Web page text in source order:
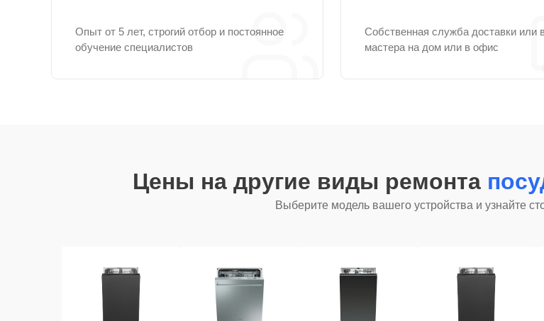
Опыт от 5 лет, строгий отбор и постоянное
обучение специалистов
Собственная служба доставки или
мастера на дом или в офис
Цены на другие виды ремонта
Выберите модель вашего устройства и узнайте